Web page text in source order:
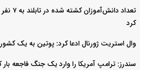
تعداد
کرد
وال استریت ژورنال ادعا کرد: پوتین به یک
سندرز: ترامپ آمریکا را وارد یک جنگ فاجعه بار